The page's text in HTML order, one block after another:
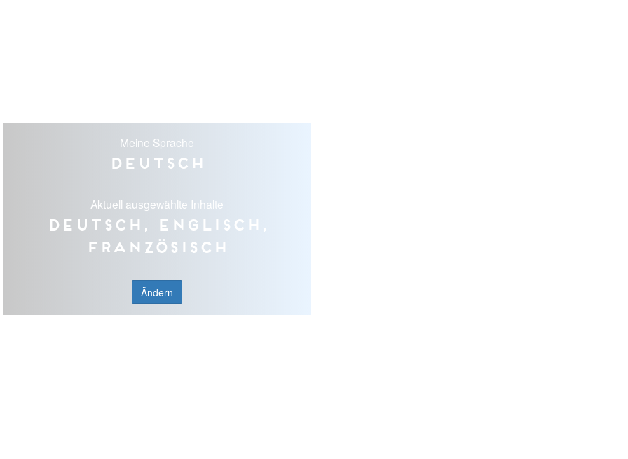
Meine Sprache
Deutsch
Aktuell ausgewählte Inhalte
Deutsch, Englisch,
Französisch
Ändern